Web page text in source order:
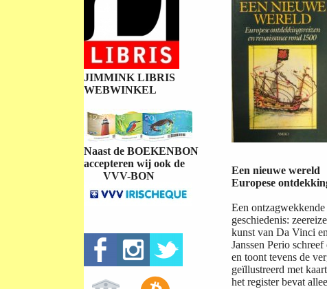
JIMMINK LIBRIS
WEBWINKEL
Naast de BOEKENBON
accepteren wij ook de
VVV-BON
Een nieuwe wereld
Europese
Een
geschiedenis:
kunst van Da Vinci
Janssen Perio
en toont tevens de
geïllustreerd met
het register bevat